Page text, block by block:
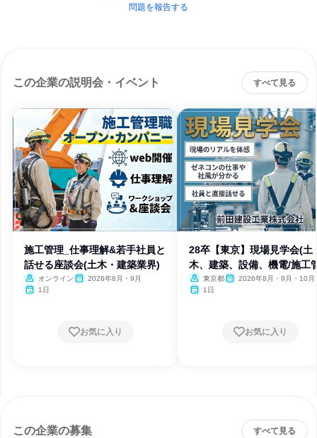
問題を報告する
この企業の説明会・イベント すべて見る
施工管理_仕事理解&若手社員と
話せる座談会(土木・建築業界)
オンライン
2026年8月・9月
1日
お気に入り
28卒【東京】現場見学会(土
木、建築、設備、機電/施工
理) 東京都
2026年8月・9月・10月
1日
お気に入り
この企業の募集 すべて見る